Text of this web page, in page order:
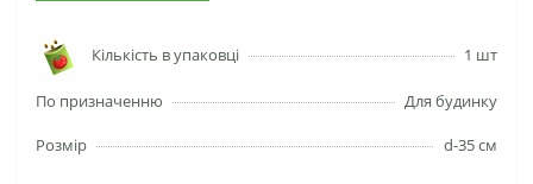
Кількість в упаковці 1 шт
По призначенню Для будинку
Розмір d-35 см